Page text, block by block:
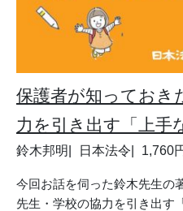
保護者が知っておき
力を引き出す「上手
鈴木邦明 日本法令 1,760
今回お話を伺った鈴木先生の
先生・学校の協力を引き出す